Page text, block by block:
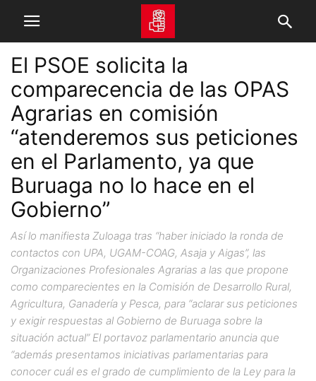
El PSOE solicita la
comparecencia de las OPAS
Agrarias en comisión
“atenderemos sus peticiones
en el Parlamento, ya que
Buruaga no lo hace en el
Gobierno”
Así lo manifiesta Zuloaga tras “haber iniciado la ronda de
contactos con UPA, UGAM-COAG, Asaja y Aigas”, las
Organizaciones Profesionales Agrarias a las que propone
como comparecientes en la Comisión de Desarrollo Rural,
Agricultura, Ganadería y Pesca, para “aclarar sus peticiones
y exigir respuestas al Gobierno de Buruaga sobre la
situación actual” El portavoz parlamentario anuncia que
“además presentamos iniciativas parlamentarias para
conocer cuál es el grado de cumplimiento de la Ley para la